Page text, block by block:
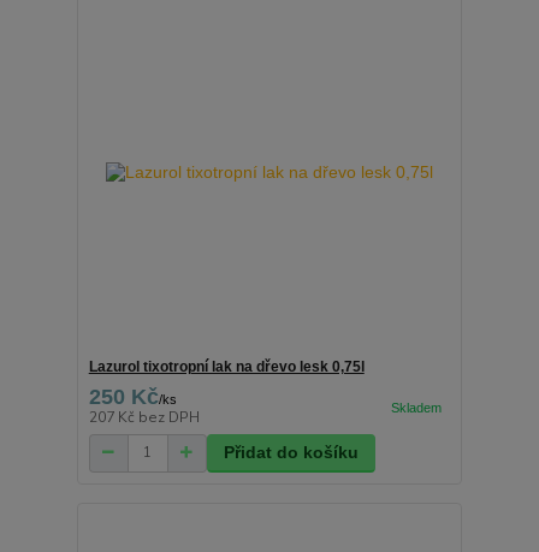
Lazurol tixotropní lak na dřevo lesk 0,75l
250 Kč/ks
207 Kč bez DPH
Přidat do košíku